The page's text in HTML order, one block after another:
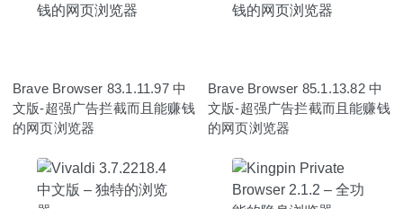
Brave Browser 83.1.11.97 中
文版-超强广告拦截而且能赚钱
的网页浏览器
Brave Browser 85.1.13.82 中
文版-超强广告拦截而且能赚钱
的网页浏览器